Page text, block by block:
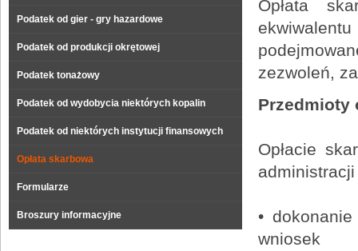
Podatek od gier - gry hazardowe
Podatek od produkcji okrętowej
Podatek tonażowy
Podatek od wydobycia niektórych kopalin
Podatek od niektórych instytucji finansowych
Opłata skarbowa
Formularze
Broszury informacyjne
Opłata
zezwoleń,
Przedmioty
Opłacie
•
wniosek